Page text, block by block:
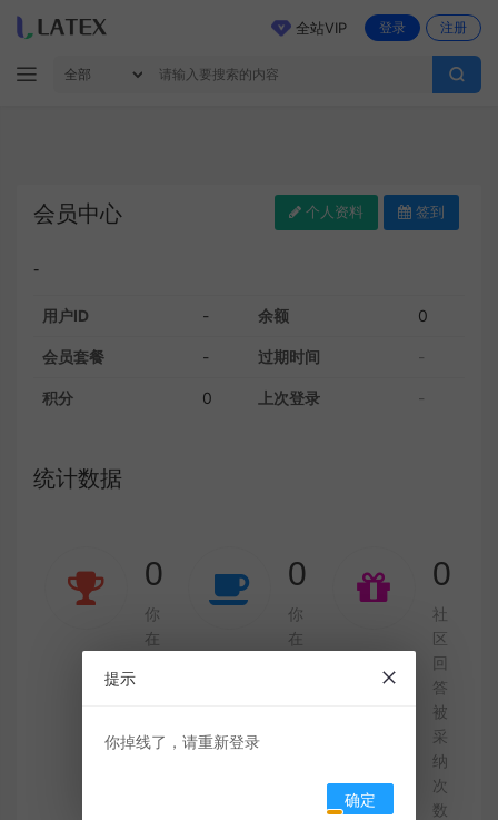
登录 注册
全站VIP
会员中心 签到
个人资料
-
用户ID - 余额 0
会员套餐 - 过期时间 -
积分 0 上次登录 -
统计数据
0
你
在
问
0
你
在
0
社
区
回
答
被
采
纳
次
数
提示
你掉线了，请重新登录
确定